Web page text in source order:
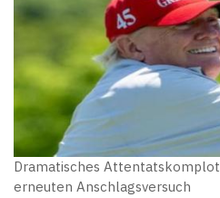
Dramatisches
erneuten Anschlagsversuch